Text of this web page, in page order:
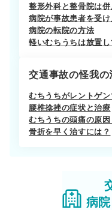
整形外科と整骨院は併
病院が事故患者を受
病院の転院の方法
軽いむちうちは放置し
交通事故の怪我
むちうちがレントゲン
腰椎捻挫の症状と治療
むちうちの頭痛の原
骨折を早く治すには？
病